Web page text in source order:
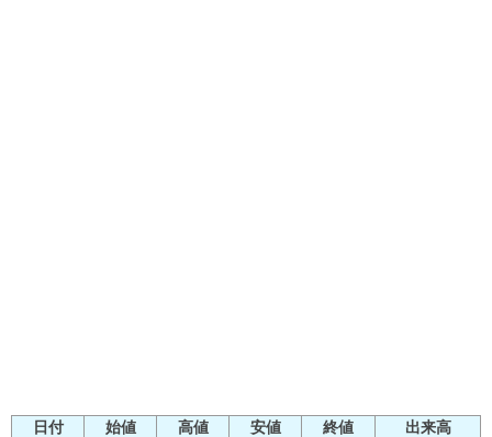
日付 始値 高値 安値 終値 出来高